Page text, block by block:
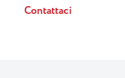
Contattaci